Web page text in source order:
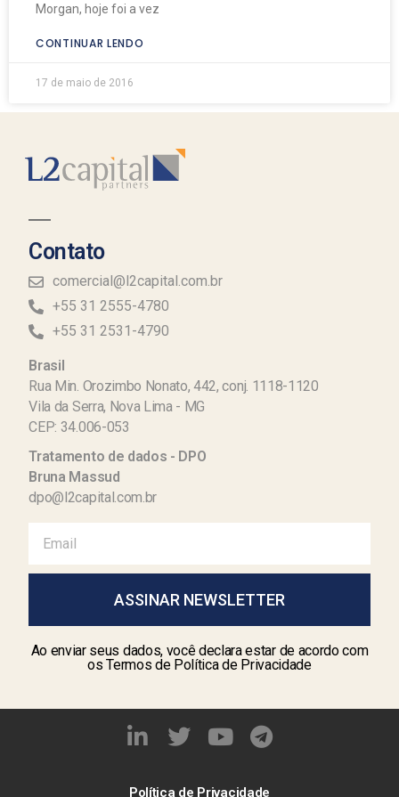
Morgan, hoje foi a vez
CONTINUAR LENDO
17 de maio de 2016
Contato
comercial@l2capital.com.br
+55 31 2555-4780
+55 31 2531-4790
Brasil
Rua Min. Orozimbo Nonato, 442, conj. 1118-1120
Vila da Serra, Nova Lima - MG
CEP: 34.006-053
Tratamento de dados - DPO
Bruna Massud
dpo@l2capital.com.br
ASSINAR NEWSLETTER
Ao enviar seus dados, você declara estar de acordo com
os Termos de Política de Privacidade
Política de Privacidade